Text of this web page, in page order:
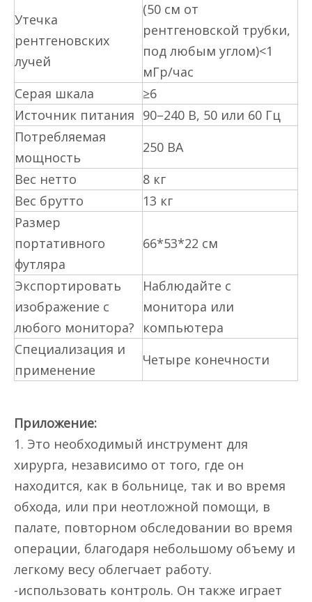
Утечка
рентгеновских
лучей
(50 см от
рентгеновской трубки,
под любым углом)<1
мГр/час
Серая шкала
≥6
Источник питания 90–240 В, 50 или 60 Гц
Потребляемая
мощность
250 ВА
Вес нетто
8 кг
Вес брутто
13 кг
Размер
портативного
футляра
66*53*22 см
Экспортировать
изображение с
любого монитора?
Наблюдайте с
монитора или
компьютера
Специализация и
применение
Четыре конечности
Приложение:
1. Это необходимый инструмент для
хирурга, независимо от того, где он
находится, как в больнице, так и во время
обхода, или при неотложной помощи, в
палате, повторном обследовании во время
операции, благодаря небольшому объему и
легкому весу облегчает работу.
-использовать контроль. Он также играет